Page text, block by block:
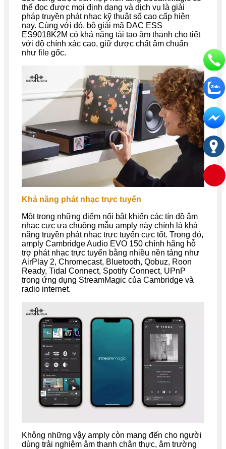
thể đọc được mọi định dạng và dịch vụ là giải
pháp truyền phát nhạc kỹ thuật số cao cấp hiện
nay. Cùng với đó, bộ giải mã DAC ESS
ES9018K2M có khả năng tái tạo âm thanh cho tiết
với độ chính xác cao, giữ được chất âm chuẩn
như file gốc.
Khả năng phát nhạc trực tuyến
Một trong những điểm nổi bật khiến các tín đồ âm
nhạc cực ưa chuộng mẫu amply này chính là khả
năng truyền phát nhạc trực tuyến cực tốt. Trong đó,
amply Cambridge Audio EVO 150 chính hãng hỗ
trợ phát nhạc trực tuyến bằng nhiều nền tảng như
AirPlay 2, Chromecast, Bluetooth, Qobuz, Roon
Ready, Tidal Connect, Spotify Connect, UPnP
trong ứng dụng StreamMagic của Cambridge và
radio internet.
Không những vậy amply còn mang đến cho người
dùng trải nghiệm âm thanh chân thực, âm trường